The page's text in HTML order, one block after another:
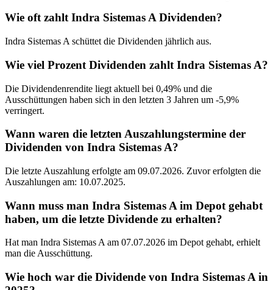
Wie oft zahlt Indra Sistemas A Dividenden?
Indra Sistemas A schüttet die Dividenden jährlich aus.
Wie viel Prozent Dividenden zahlt Indra Sistemas A?
Die Dividendenrendite liegt aktuell bei 0,49% und die
Ausschüttungen haben sich in den letzten 3 Jahren um -5,9%
verringert.
Wann waren die letzten Auszahlungstermine der
Dividenden von Indra Sistemas A?
Die letzte Auszahlung erfolgte am 09.07.2026. Zuvor erfolgten die
Auszahlungen am: 10.07.2025.
Wann muss man Indra Sistemas A im Depot gehabt
haben, um die letzte Dividende zu erhalten?
Hat man Indra Sistemas A am 07.07.2026 im Depot gehabt, erhielt
man die Ausschüttung.
Wie hoch war die Dividende von Indra Sistemas A in